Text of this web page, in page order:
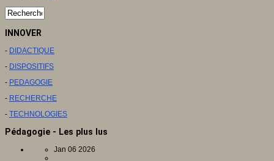
INNOVER
- DIDACTIQUE
- DISPOSITIFS
- PEDAGOGIE
- RECHERCHE
- TECHNOLOGIES
Pédagogie - Les plus lus
Jan 06 2026